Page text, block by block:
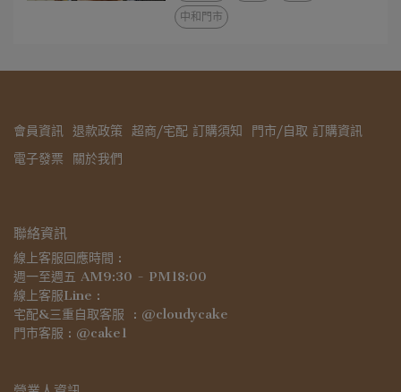
中和門市
會員資訊 退款政策 超商/宅配 訂購須知
門市/自取 訂購資訊
電子發票
關於我們
聯絡資訊
線上客服回應時間 :
週一至週五 AM9:30 - PM18:00
線上客服Line :
宅配&三重自取客服  : @cloudycake
門市客服 : @cake1